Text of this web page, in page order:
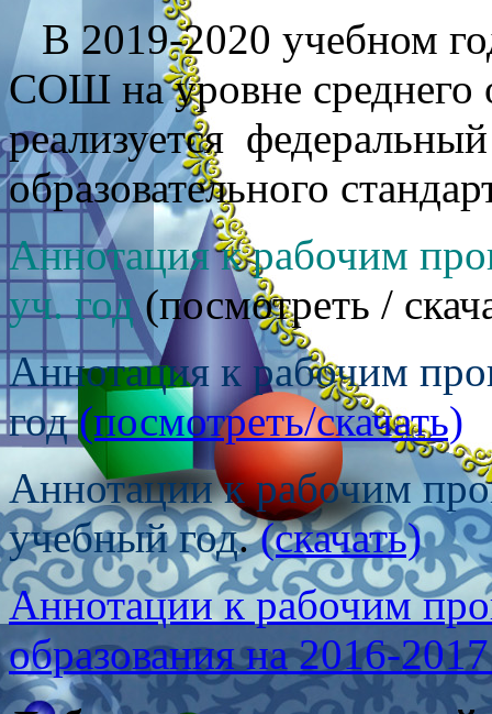
В 2019-2020 учебном
СОШ на уровне среднего
реализуется
образовательного
Аннотация к рабочим
уч. год(посмотреть /
Аннотация к рабочим
год (посмотреть/скачать)
Аннотации к рабочим
учебный год.(скачать)
Аннотации к рабочим
образования на 2016-